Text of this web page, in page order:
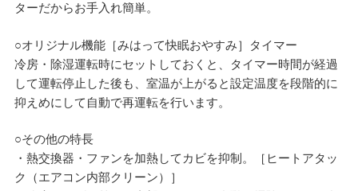
ターだからお手入れ簡単。
○オリジナル機能［みはって快眠おやすみ］タイマー
冷房・除湿運転時にセットしておくと、タイマー時間が経過
して運転停止した後も、室温が上がると設定温度を段階的に
抑えめにして自動で再運転を行います。
○その他の特長
・熱交換器・ファンを加熱してカビを抑制。［ヒートアタッ
ク（エアコン内部クリーン）］